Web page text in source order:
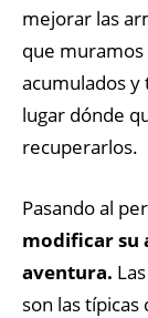
mejorar las
que
acumulados
lugar dónde
recuperarlos.
Pasando al
modificar su
aventura.
son las